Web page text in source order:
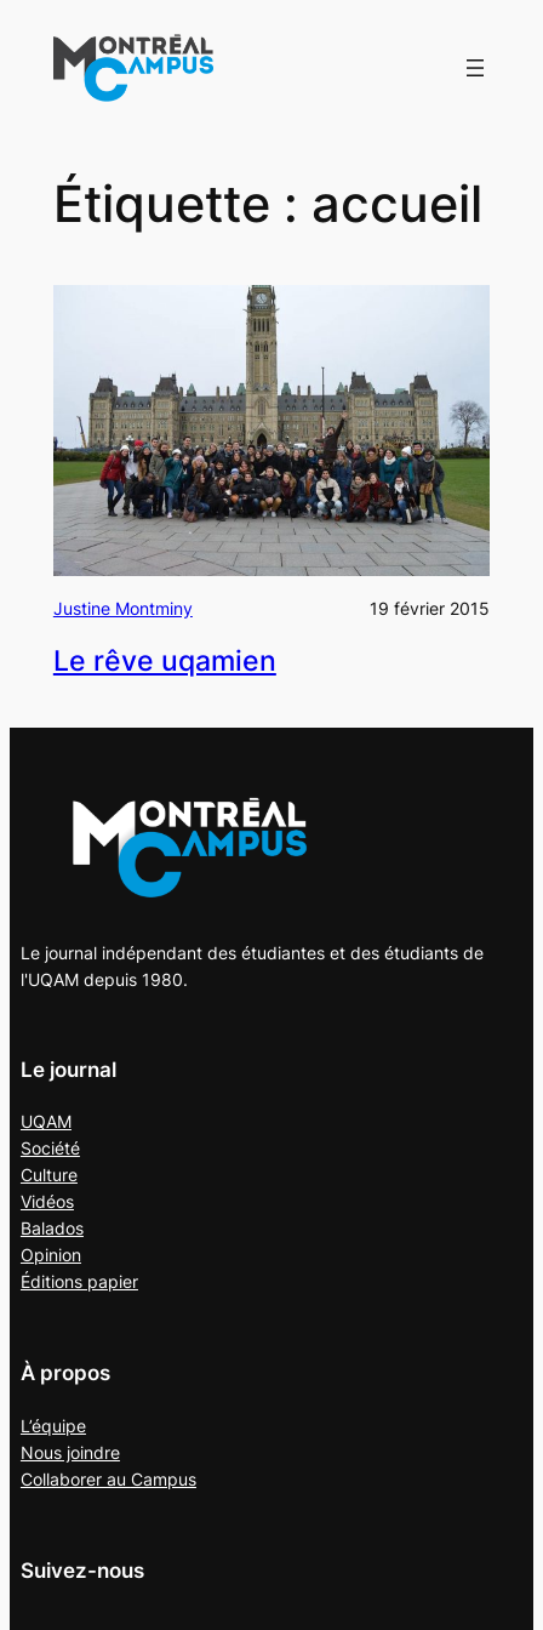
contenu
Étiquette : accueil
Justine Montminy 19 février 2015
Le rêve uqamien
Le journal indépendant des étudiantes et des étudiants de
l'UQAM depuis 1980.
Le journal
UQAM
Société
Culture
Vidéos
Balados
Opinion
Éditions papier
À propos
L’équipe
Nous joindre
Collaborer au Campus
Suivez-nous